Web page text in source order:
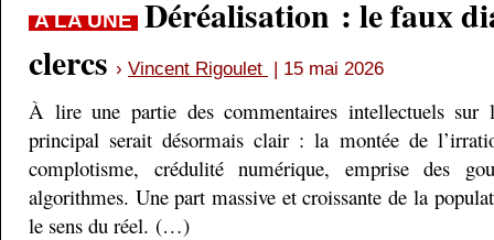
A LA UNE Déréalisation : le faux
clercs › Vincent Rigoulet | 15 mai 2026
À lire une partie des commentaires intellectuels sur
principal serait désormais clair : la montée de
complotisme, crédulité numérique, emprise des
algorithmes. Une part massive et croissante de la
le sens du réel. (…)